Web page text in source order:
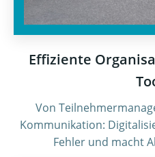
Effiziente
Von
Kommunikation:
Fehler und macht